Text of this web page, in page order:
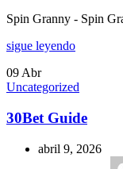
Spin Granny - Spin
sigue leyendo
09 Abr
Uncategorized
30Bet Guide
abril 9, 2026